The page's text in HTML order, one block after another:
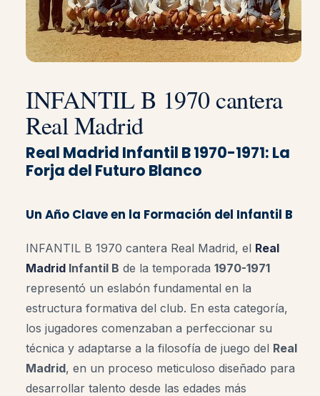
INFANTIL B 1970 cantera
Real Madrid
Real Madrid Infantil B 1970-1971: La
Forja del Futuro Blanco
Un Año Clave en la Formación del Infantil B
INFANTIL B 1970 cantera Real Madrid, el Real
Madrid Infantil B de la temporada 1970-1971
representó un eslabón fundamental en la
estructura formativa del club. En esta categoría,
los jugadores comenzaban a perfeccionar su
técnica y adaptarse a la filosofía de juego del Real
Madrid, en un proceso meticuloso diseñado para
desarrollar talento desde las edades más